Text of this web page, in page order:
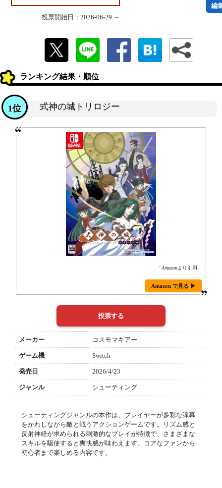
投票開始日：2026-06-29 ～
編
ランキング結果・順位
式神の城トリロジー
1位
「Amazonより引用」
Amazon で見る ▶
メーカー コスモマキアー
ゲーム機 Switch
発売日 2026/4/23
ジャンル シューティング
シューティングジャンルの本作は、プレイヤーが多彩な弾幕
をかわしながら敵と戦うアクションゲームです。リズム感と
反射神経が求められる刺激的なプレイが特徴で、さまざまな
スキルを駆使すると爽快感が味わえます。コアなファンから
初心者まで楽しめる内容です。